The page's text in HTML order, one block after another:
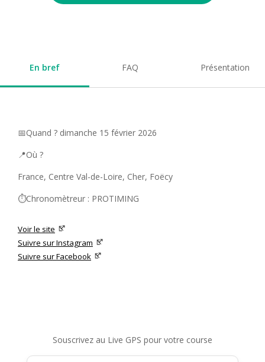
En bref FAQ Présentation
📅Quand ? dimanche 15 février 2026
📍Où ?
France, Centre Val-de-Loire, Cher, Foëcy
⏱️Chronomètreur : PROTIMING
Voir le site
Suivre sur Instagram
Suivre sur Facebook
Souscrivez au Live GPS pour votre course